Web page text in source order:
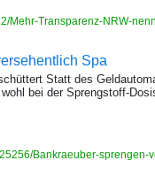
Mehr-Transparenz-NRW-
Spa
Statt des
bei der Sprengstoff-
Bankraeuber-